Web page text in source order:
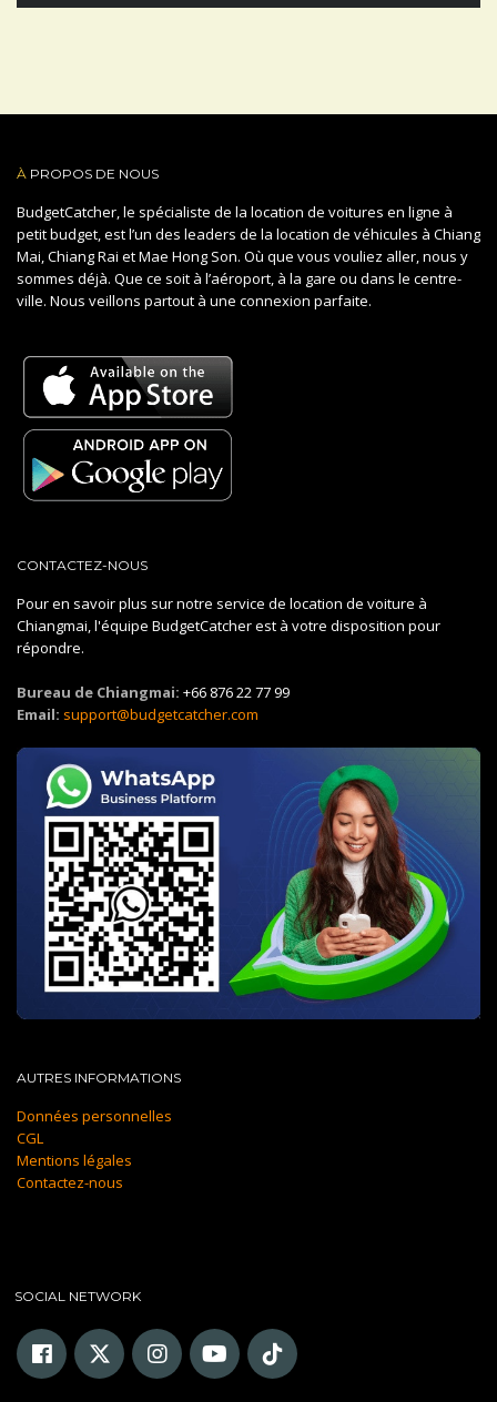
À PROPOS DE NOUS
BudgetCatcher, le spécialiste de la location de voitures en ligne à
petit budget, est l’un des leaders de la location de véhicules à Chiang
Mai, Chiang Rai et Mae Hong Son. Où que vous vouliez aller, nous y
sommes déjà. Que ce soit à l’aéroport, à la gare ou dans le centre-
ville. Nous veillons partout à une connexion parfaite.
CONTACTEZ-NOUS
Pour en savoir plus sur notre service de location de voiture à
Chiangmai, l'équipe BudgetCatcher est à votre disposition pour
répondre.
Bureau de Chiangmai: +66 876 22 77 99
Email: support@budgetcatcher.com
AUTRES INFORMATIONS
Données personnelles
CGL
Mentions légales
Contactez-nous
SOCIAL NETWORK